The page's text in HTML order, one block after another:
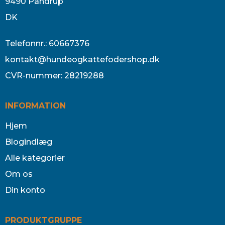
DK
Telefonnr.: 60667376
kontakt@hundeogkattefodershop.dk
CVR-nummer: 28219288
INFORMATION
Hjem
Blogindlæg
Alle kategorier
Om os
Din konto
PRODUKTGRUPPE